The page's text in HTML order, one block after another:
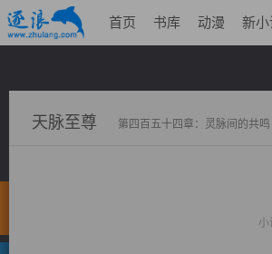
首页 书库 动漫 新小
天脉至尊 第四百五十四章：灵脉间的共鸣
小